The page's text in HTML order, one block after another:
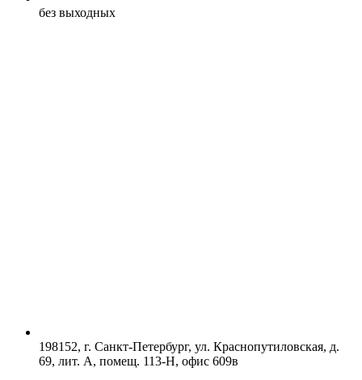
без выходных
198152, г. Санкт-Петербург, ул. Краснопутиловская, д.
69, лит. А, помещ. 113-Н, офис 609в